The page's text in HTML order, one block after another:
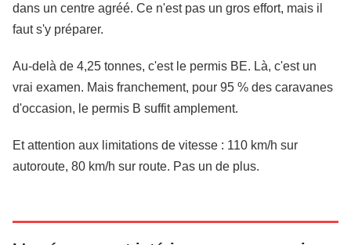
dans un centre agréé. Ce n'est pas un gros effort, mais il
faut s'y préparer.
Au-delà de 4,25 tonnes, c'est le permis BE. Là, c'est un
vrai examen. Mais franchement, pour 95 % des caravanes
d'occasion, le permis B suffit amplement.
Et attention aux limitations de vitesse : 110 km/h sur
autoroute, 80 km/h sur route. Pas un de plus.